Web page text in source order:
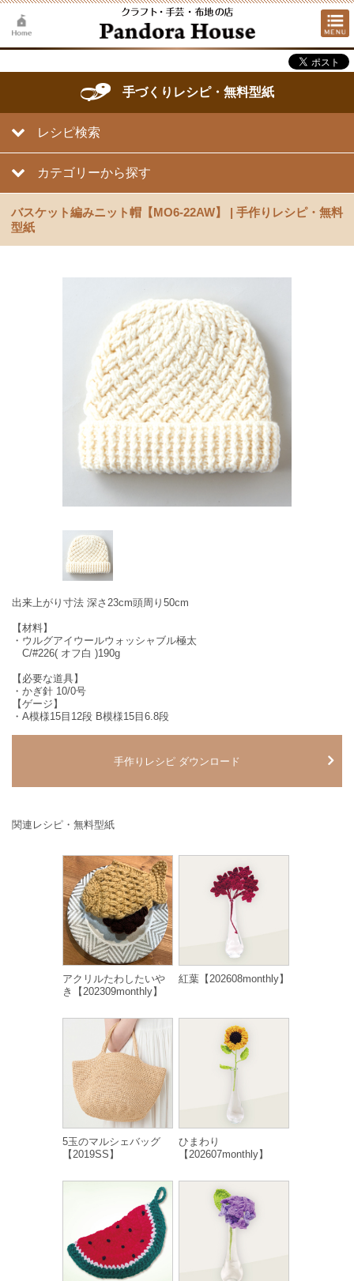
手づくりレシピ・無料型紙
レシピ検索
カテゴリーから探す
バスケット編みニット帽【MO6-22AW】 | 手作りレシピ・無料
型紙
出来上がり寸法 深さ23cm頭周り50cm
【材料】
・ウルグアイウールウォッシャブル極太
C/#226( オフ白 )190g
【必要な道具】
・かぎ針 10/0号
【ゲージ】
・A模様15目12段 B模様15目6.8段
手作りレシピ ダウンロード
関連レシピ・無料型紙
アクリルたわしたいや
き【202309monthly】
紅葉【202608monthly】
5玉のマルシェバッグ
【2019SS】
ひまわり
【202607monthly】